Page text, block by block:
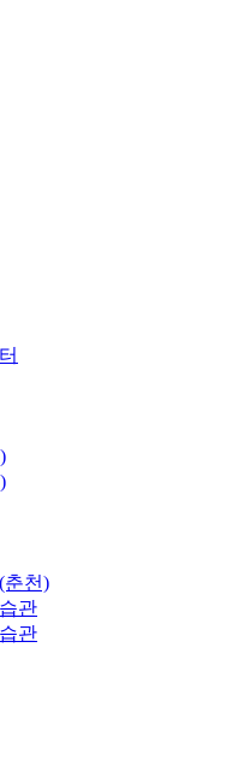
춘천)
관
관